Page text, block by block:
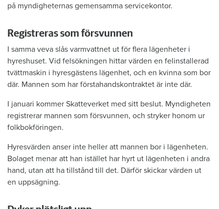
på myndigheternas gemensamma servicekontor.
Registreras som försvunnen
I samma veva slås varmvattnet ut för flera lägenheter i
hyreshuset. Vid felsökningen hittar värden en felinstallerad
tvättmaskin i hyresgästens lägenhet, och en kvinna som bor
där. Mannen som har förstahandskontraktet är inte där.
I januari kommer Skatteverket med sitt beslut. Myndigheten
registrerar mannen som försvunnen, och stryker honom ur
folkbokföringen.
Hyresvärden anser inte heller att mannen bor i lägenheten.
Bolaget menar att han istället har hyrt ut lägenheten i andra
hand, utan att ha tillstånd till det. Därför skickar värden ut
en uppsägning.